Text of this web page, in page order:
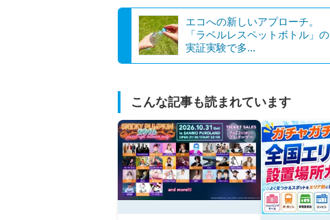
エコへの新しいアプローチ。
「ラベルレスペットボトル」の
実証実験で多...
こんな記事も読まれています